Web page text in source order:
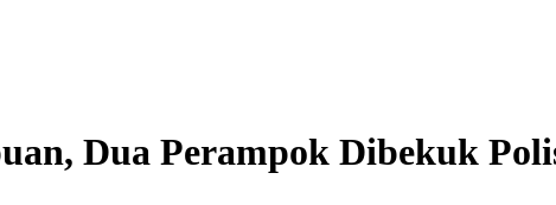
Dua Perampok Dibekuk